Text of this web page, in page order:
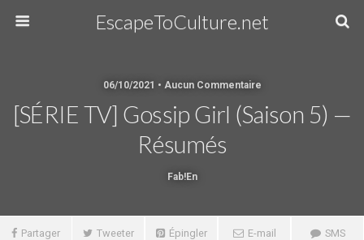
EscapeToCulture.net
06/10/2021 • Aucun Commentaire
[SÉRIE TV] Gossip Girl (Saison 5) —
Résumés
Fab!en
Partager Tweeter Épingler E-mail SMS